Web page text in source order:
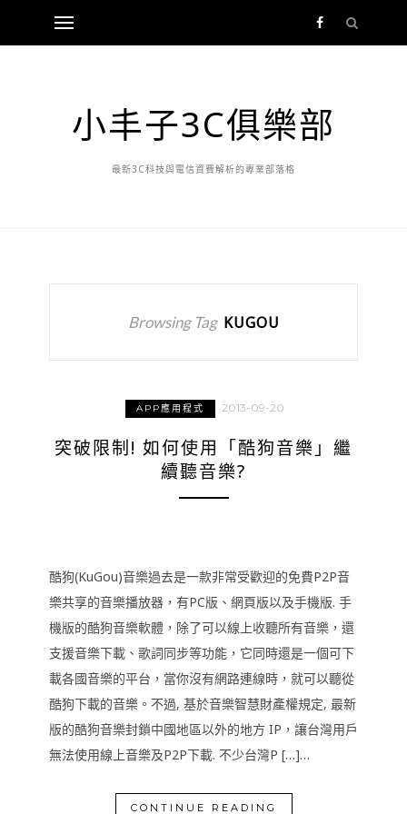
小丰子3C俱樂部
最新3C科技與電信資費解析的專業部落格
Browsing Tag KUGOU
APP應用程式 2013-09-20
突破限制! 如何使用「酷狗音樂」繼
續聽音樂?
酷狗(KuGou)音樂過去是一款非常受歡迎的免費P2P音
樂共享的音樂播放器，有PC版、網頁版以及手機版. 手
機版的酷狗音樂軟體，除了可以線上收聽所有音樂，還
支援音樂下載、歌詞同步等功能，它同時還是一個可下
載各國音樂的平台，當你沒有網路連線時，就可以聽從
酷狗下載的音樂。不過, 基於音樂智慧財產權規定, 最新
版的酷狗音樂封鎖中國地區以外的地方 IP，讓台灣用戶
無法使用線上音樂及P2P下載. 不少台灣P […]…
CONTINUE READING